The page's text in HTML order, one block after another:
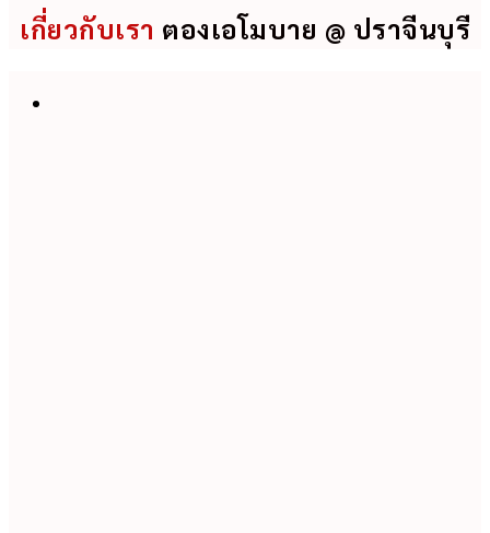
เกี่ยวกับเรา ตองเอโมบาย @ ปราจีนบุรี